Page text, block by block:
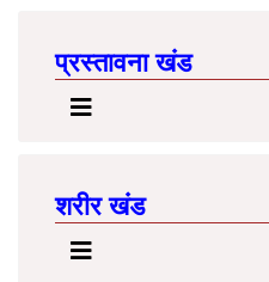
प्रस्तावना खंड
शरीर खंड